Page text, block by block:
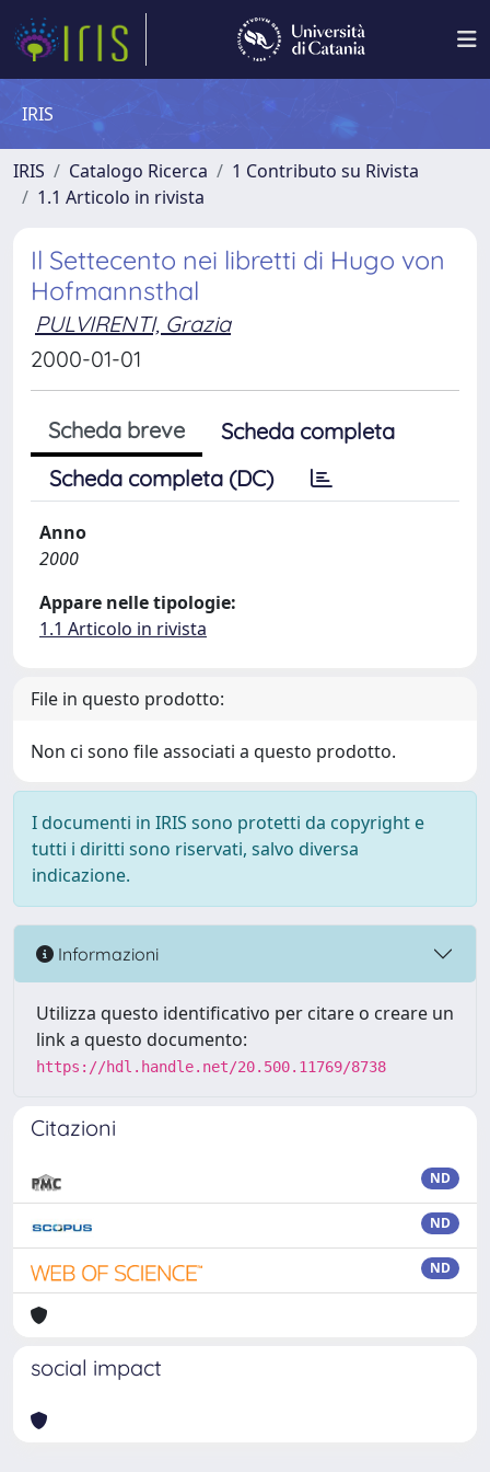
IRIS
IRIS Catalogo Ricerca
1 Contributo su Rivista
1.1 Articolo in rivista
Il Settecento nei libretti di Hugo von
Hofmannsthal
PULVIRENTI, Grazia
2000-01-01
Scheda breve
Scheda completa
Scheda completa (DC)
Anno
2000
Appare nelle tipologie:
1.1 Articolo in rivista
File in questo prodotto:
Non ci sono file associati a questo prodotto.
I documenti in IRIS sono protetti da copyright e
tutti i diritti sono riservati, salvo diversa
indicazione.
Informazioni
Utilizza questo identificativo per citare o creare un
link a questo documento:
https://hdl.handle.net/20.500.11769/8738
Citazioni
ND
ND
ND
social impact